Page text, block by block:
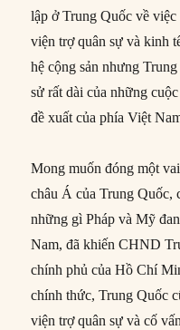
lập ở Trung Quốc về
viện trợ quân sự và kinh
hệ cộng sản nhưng
sử rất dài của những
đề xuất của phía Việt
Mong muốn đóng một
châu Á của Trung Quốc,
những gì Pháp và Mỹ
Nam, đã khiến CHND
chính phủ của Hồ Chí
chính thức, Trung Quốc
viện trợ quân sự và cố